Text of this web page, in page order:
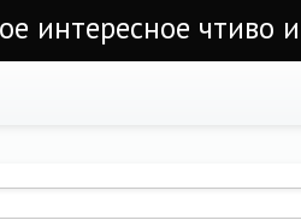
интересное чтиво